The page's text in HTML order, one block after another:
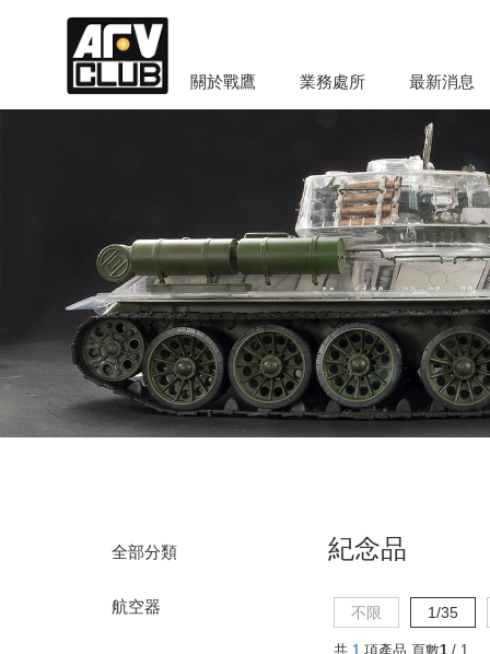
關於戰鷹 業務處所 最新消息
全部分類
航空器
紀念品
不限 1/35
共 1 項產品 頁數1 / 1